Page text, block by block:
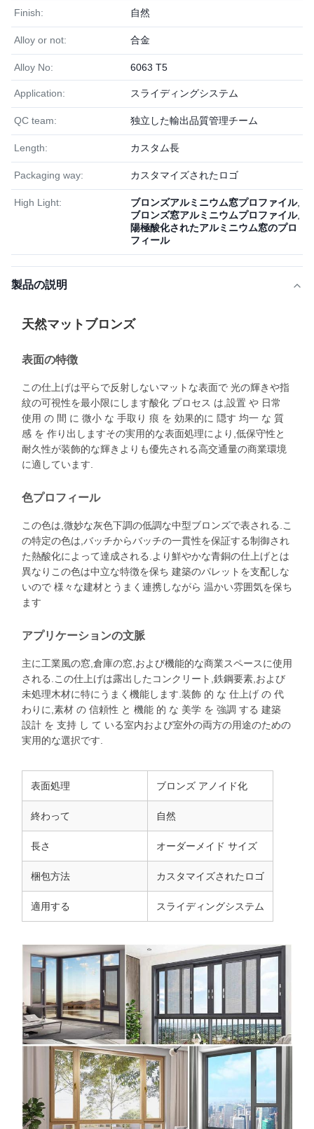
Finish: 自然
Alloy or not: 合金
Alloy No: 6063 T5
Application: スライディングシステム
QC team: 独立した輸出品質管理チーム
Length: カスタム長
Packaging way: カスタマイズされたロゴ
High Light: ブロンズアルミニウム窓プロファイル,
ブロンズ窓アルミニウムプロファイル,
陽極酸化されたアルミニウム窓のプロ
フィール
製品の説明
天然マットブロンズ
表面の特徴
この仕上げは平らで反射しないマットな表面で 光の輝きや指
紋の可視性を最小限にします酸化 プロセス は,設置 や 日常
使用 の 間 に 微小 な 手取り 痕 を 効果的に 隠す 均一 な 質
感 を 作り出しますその実用的な表面処理により,低保守性と
耐久性が装飾的な輝きよりも優先される高交通量の商業環境
に適しています.
色プロフィール
この色は,微妙な灰色下調の低調な中型ブロンズで表される.こ
の特定の色は,バッチからバッチの一貫性を保証する制御され
た熱酸化によって達成される.より鮮やかな青銅の仕上げとは
異なりこの色は中立な特徴を保ち 建築のパレットを支配しな
いので 様々な建材とうまく連携しながら 温かい雰囲気を保ち
ます
アプリケーションの文脈
主に工業風の窓,倉庫の窓,および機能的な商業スペースに使用
される.この仕上げは露出したコンクリート,鉄鋼要素,および
未処理木材に特にうまく機能します.装飾 的 な 仕上げ の 代
わりに,素材 の 信頼性 と 機能 的 な 美学 を 強調 する 建築
設計 を 支持 し て いる室内および室外の両方の用途のための
実用的な選択です.
表面処理 ブロンズ アノイド化
終わって 自然
長さ オーダーメイド サイズ
梱包方法 カスタマイズされたロゴ
適用する スライディングシステム